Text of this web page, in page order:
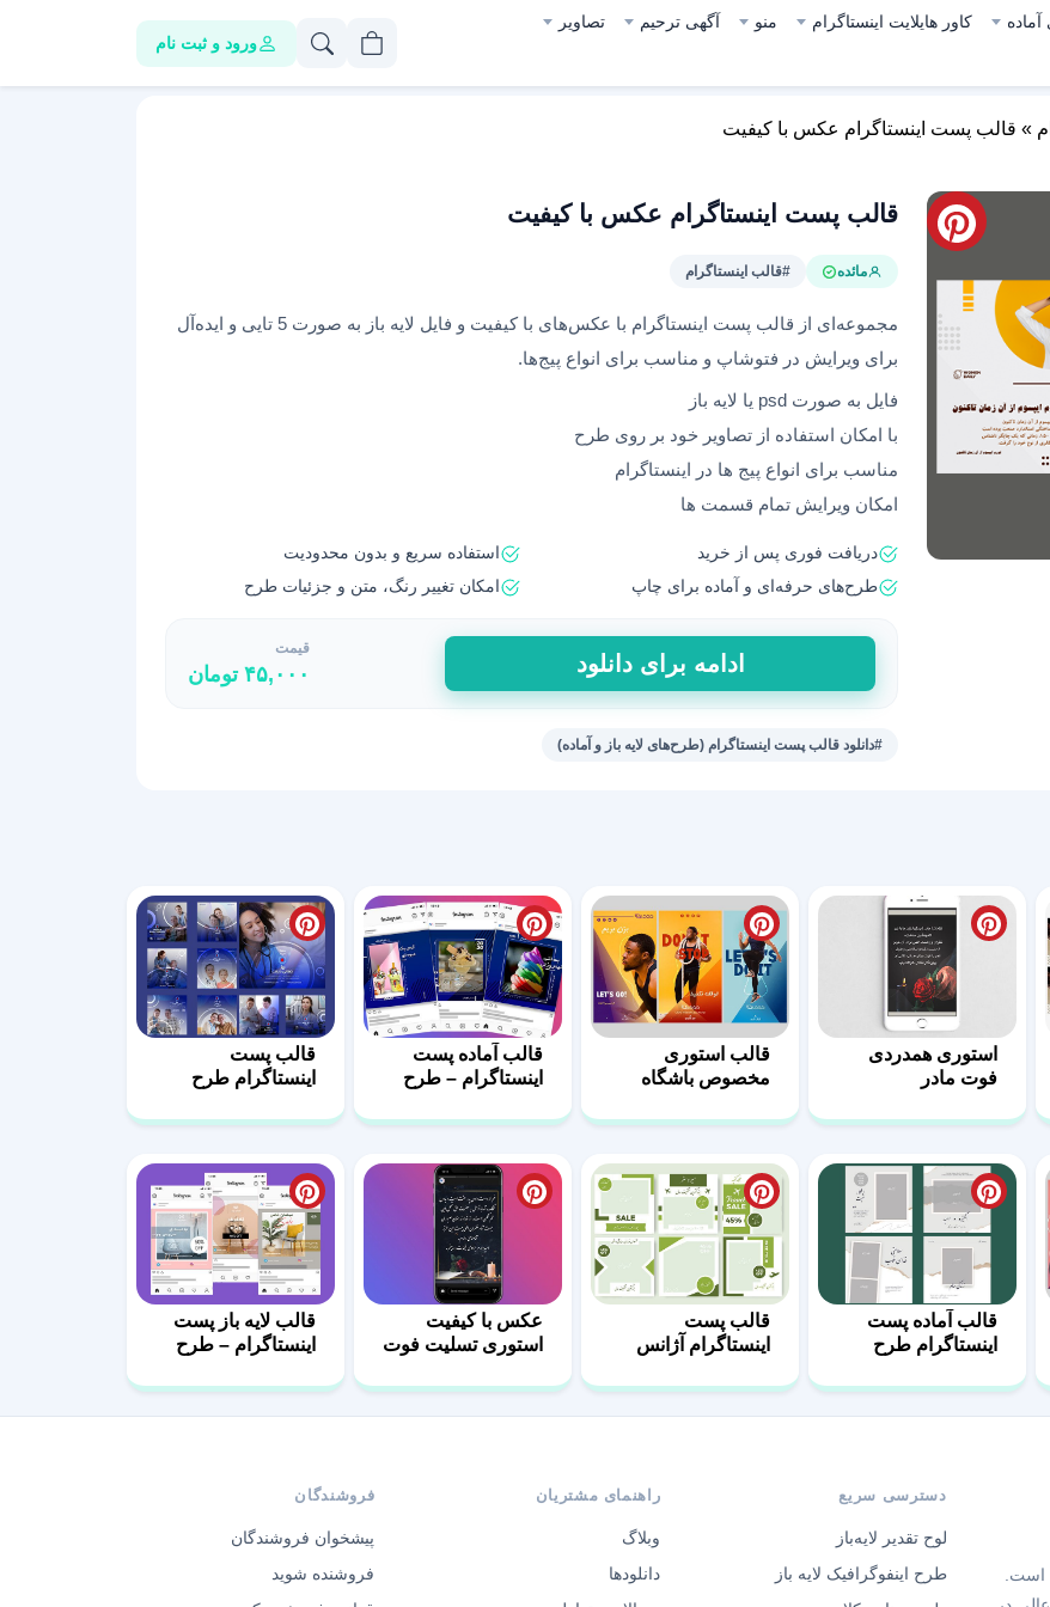
کاور هایلایت اینستاگرام منو آگهی ترحیم تصاویر
ورود و ثبت نام
» قالب پست اینستاگرام عکس‌ با کیفیت
قالب پست اینستاگرام عکس‌ با کیفیت
مائده #قالب اینستاگرام
مجموعه‌ای از قالب‌ پست اینستاگرام با عکس‌های با کیفیت و فایل‌ لایه باز به صورت 5 تایی و ایده‌آل
برای ویرایش در فتوشاپ و مناسب برای انواع پیج‌ها.
فایل به صورت psd یا لایه باز
با امکان استفاده از تصاویر خود بر روی طرح
مناسب برای انواع پیج ها در اینستاگرام
امکان ویرایش تمام قسمت ها
دریافت فوری پس از خرید
استفاده سریع و بدون محدودیت
طرح‌های حرفه‌ای و آماده برای چاپ
امکان تغییر رنگ، متن و جزئیات طرح
قالب
پست
اینستاگرام
عکس‌
ادامه برای دانلود
قیمت
۴۵,۰۰۰ تومان
#دانلود قالب پست اینستاگرام (طرح‌های لایه باز و آماده)
استوری همدردی
فوت مادر
قالب استوری
مخصوص باشگاه
قالب آماده پست
اینستاگرام – طرح
قالب پست
اینستاگرام طرح
قالب آماده پست
اینستاگرام طرح
قالب پست
اینستاگرام آژانس
عکس با کیفیت
استوری تسلیت فوت
قالب لایه باز پست
اینستاگرام – طرح
است.
دسترسی سریع
لوح تقدیر لایه‌باز
طرح اینفوگرافیک لایه باز
راهنمای مشتریان
وبلاگ
دانلودها
فروشندگان
پیشخوان فروشندگان
فروشنده شوید